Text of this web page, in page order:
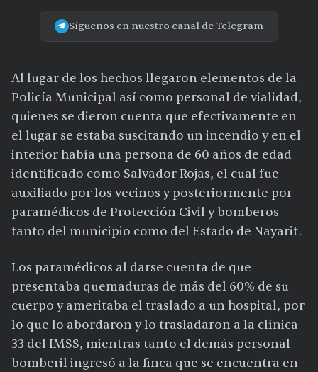
Síguenos en nuestro canal de Telegram
Al lugar de los hechos llegaron elementos de la
Policía Municipal así como personal de vialidad,
quienes se dieron cuenta que efectivamente en
el lugar se estaba suscitando un incendio y en el
interior había una persona de 60 años de edad
identificado como Salvador Rojas, el cual fue
auxiliado por los vecinos y posteriormente por
paramédicos de Protección Civil y bomberos
tanto del municipio como del Estado de Nayarit.
Los paramédicos al darse cuenta de que
presentaba quemaduras de más del 60% de su
cuerpo y ameritaba el traslado a un hospital, por
lo que lo abordaron y lo trasladaron a la clínica
33 del IMSS, mientras tanto el demás personal
bomberil ingresó a la finca que se encuentra en